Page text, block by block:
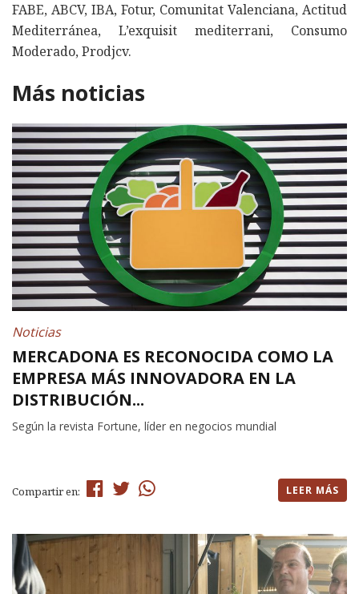
FABE, ABCV, IBA, Fotur, Comunitat Valenciana, Actitud
Mediterránea, L’exquisit mediterrani, Consumo
Moderado, Prodjcv.
Más noticias
Noticias
MERCADONA ES RECONOCIDA COMO LA
EMPRESA MÁS INNOVADORA EN LA
DISTRIBUCIÓN...
Según la revista Fortune, líder en negocios mundial
Compartir en: LEER MÁS